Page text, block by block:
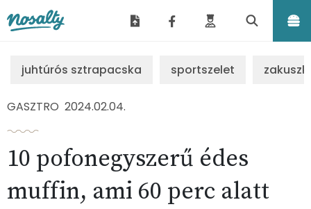
juhtúrós sztrapacska sportszelet
GASZTRO 2024.02.04.
10 pofonegyszerű édes
muffin, ami 60 perc alatt